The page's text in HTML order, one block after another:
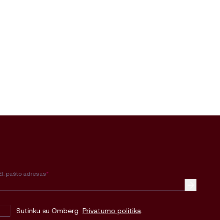
pašto adresas*
Sutinku su Omberg Privatumo politika.